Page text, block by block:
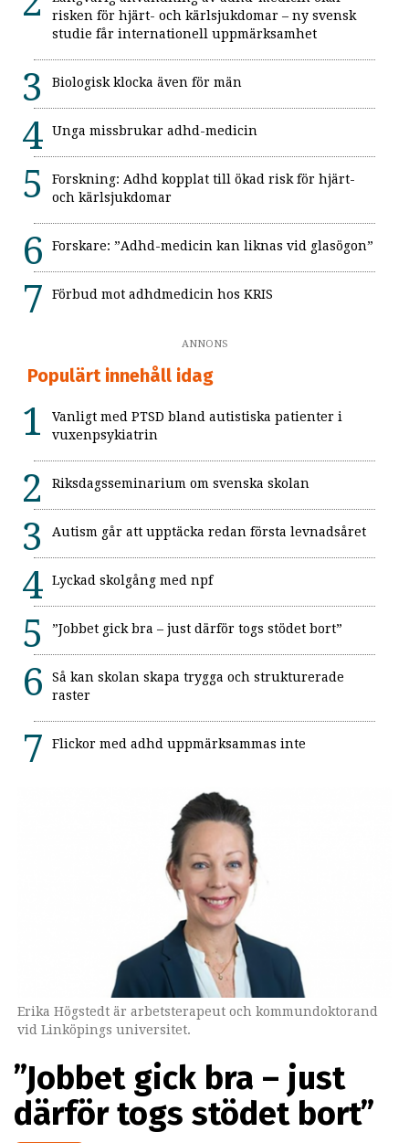
risken för hjärt- och kärlsjukdomar – ny svensk
studie får internationell uppmärksamhet
Biologisk klocka även för män
Unga missbrukar adhd-medicin
Forskning: Adhd kopplat till ökad risk för hjärt-
och kärlsjukdomar
Forskare: ”Adhd-medicin kan liknas vid glasögon”
Förbud mot adhdmedicin hos KRIS
ANNONS
Populärt innehåll idag
Vanligt med PTSD bland autistiska patienter i
vuxenpsykiatrin
Riksdagsseminarium om svenska skolan
Autism går att upptäcka redan första levnadsåret
Lyckad skolgång med npf
”Jobbet gick bra – just därför togs stödet bort”
Så kan skolan skapa trygga och strukturerade
raster
Flickor med adhd uppmärksammas inte
Erika Högstedt är arbetsterapeut och kommundoktorand
vid Linköpings universitet.
”Jobbet gick bra – just
därför togs stödet bort”